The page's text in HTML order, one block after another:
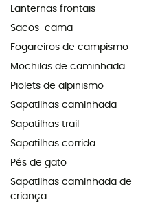
Lanternas frontais
Sacos-cama
Fogareiros de campismo
Mochilas de caminhada
Piolets de alpinismo
Sapatilhas caminhada
Sapatilhas trail
Sapatilhas corrida
Pés de gato
Sapatilhas caminhada de
criança